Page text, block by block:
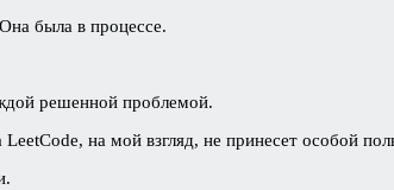
была в процессе.
решенной проблемой.
на мой взгляд, не принесет особой